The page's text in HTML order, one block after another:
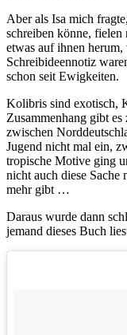
Aber als Isa mich
schreiben könne,
etwas auf ihnen
Schreibideennotiz
schon seit Ewigkeiten.
Kolibris sind exotisch,
Zusammenhang gibt
zwischen
Jugend nicht mal ein,
tropische Motive ging
nicht auch diese Sache
mehr gibt …
Daraus wurde dann
jemand dieses Buch